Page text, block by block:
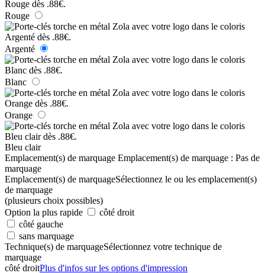
Rouge
Argenté
Blanc
Orange
Bleu clair
Emplacement(s) de marquage Emplacement(s) de marquage : Pas de
marquage
Emplacement(s) de marquageSélectionnez le ou les emplacement(s)
de marquage
(plusieurs choix possibles)
Option la plus rapide
côté droit
côté gauche
sans marquage
Technique(s) de marquageSélectionnez votre technique de
marquage
côté droitPlus d'infos sur les options d'impression